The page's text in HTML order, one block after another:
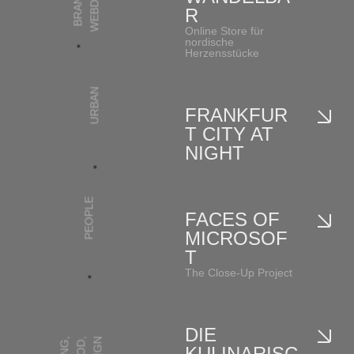
R
Online Store für
nordische
Herzensstücke
URBAN
FRANKFUR
T CITY AT
NIGHT
PEOPLE
FACES OF
MICROSOF
T
The Close-Up Project
DIE